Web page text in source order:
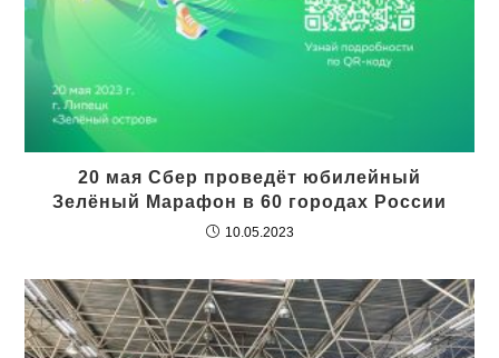
20 мая Сбер проведёт юбилейный
Зелёный Марафон в 60 городах России
10.05.2023